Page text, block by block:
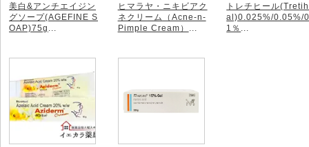
美白&アンチエイジン
グソープ(AGEFINE S
OAP)75g
ヒマラヤ・ニキビアク
ネクリーム（Acne-n-
Pimple Cream）
トレチヒール
al)0.025%/0.05%/
1％